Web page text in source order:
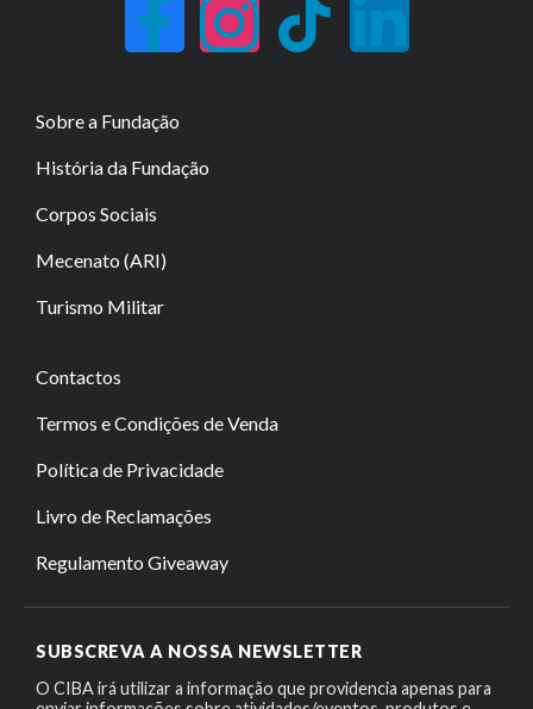
Sobre a Fundação
História da Fundação
Corpos Sociais
Mecenato (ARI)
Turismo Militar
Contactos
Termos e Condições de Venda
Política de Privacidade
Livro de Reclamações
Regulamento Giveaway
SUBSCREVA A NOSSA NEWSLETTER
O CIBA irá utilizar a informação que providencia apenas para